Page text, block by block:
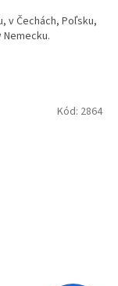
v Čechách, Poľsku,
Nemecku.
Kód: 2864